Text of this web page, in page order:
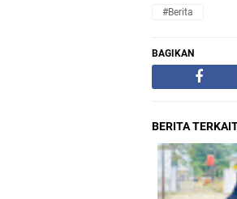
#Berita
BAGIKAN
BERITA